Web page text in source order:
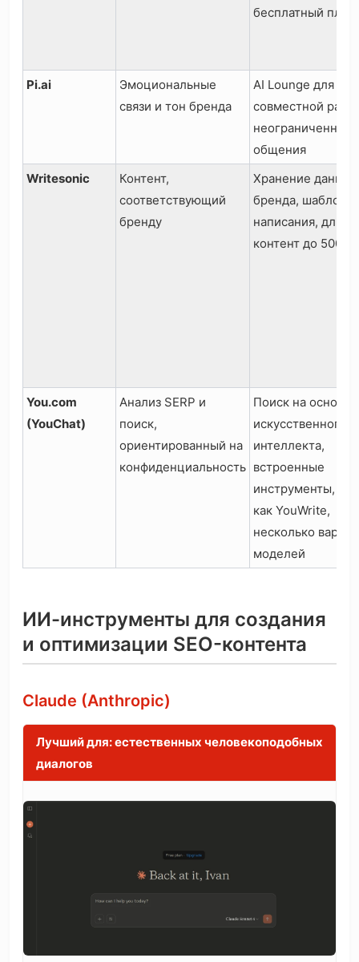
бесплатный план
Pi.ai
Эмоциональные
связи и тон бренда
AI Lounge для
совместной
неограниченного
общения
Writesonic
Контент,
соответствующий
бренду
Хранение данных
бренда, шаблоны
написания,
контент до 5000
You.com
(YouChat)
Анализ SERP и
поиск,
ориентированный на
конфиденциальность
Поиск на основе
искусственного
интеллекта,
встроенные
инструменты,
как YouWrite,
несколько
моделей
ИИ-инструменты для создания
и оптимизации SEO-контента
Claude (Anthropic)
Лучший для: естественных человекоподобных
диалогов